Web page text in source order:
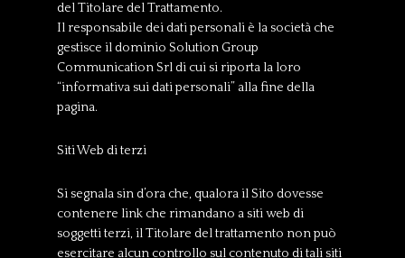
del Titolare del Trattamento.
Il responsabile dei dati personali è la società che
gestisce il dominio Solution Group
Communication Srl di cui si riporta la loro
“informativa sui dati personali” alla fine della
pagina.
Siti Web di terzi
Si segnala sin d’ora che, qualora il Sito dovesse
contenere link che rimandano a siti web di
soggetti terzi, il Titolare del trattamento non può
esercitare alcun controllo sul contenuto di tali siti